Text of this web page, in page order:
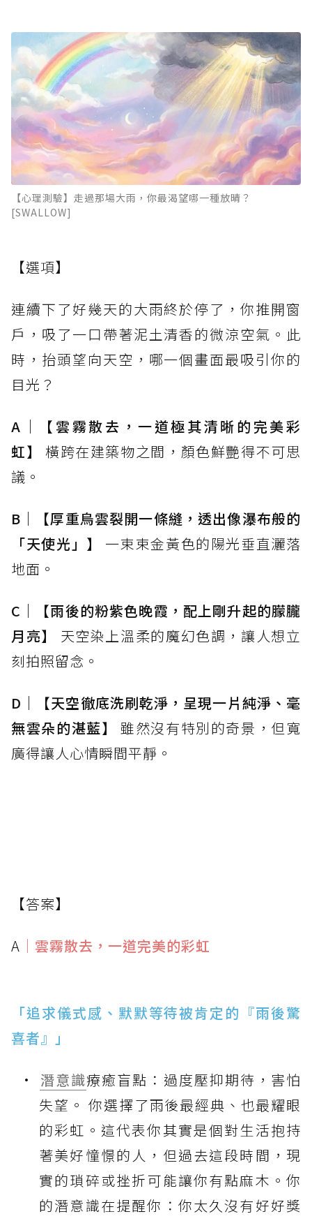
【心理測驗】走過那場大雨，你最渴望哪一種放晴？
[SWALLOW]
【選項】
連續下了好幾天的大雨終於停了，你推開窗
戶，吸了一口帶著泥土清香的微涼空氣。此
時，抬頭望向天空，哪一個畫面最吸引你的
目光？
A｜【雲霧散去，一道極其清晰的完美彩
虹】
橫跨在建築物之間，顏色鮮艷得不可思
議。
B｜【厚重烏雲裂開一條縫，透出像瀑布般的
「天使光」】
一束束金黃色的陽光垂直灑落
地面。
C｜【雨後的粉紫色晚霞，配上剛升起的朦朧
月亮】
天空染上溫柔的魔幻色調，讓人想立
刻拍照留念。
D｜【天空徹底洗刷乾淨，呈現一片純淨、毫
無雲朵的湛藍】
雖然沒有特別的奇景，但寬
廣得讓人心情瞬間平靜。
【答案】
A ｜雲霧散去，一道完美的彩虹
「追求儀式感、默默等待被肯定的『雨後驚
喜者』」
潛意識療癒盲點：過度壓抑期待，害怕
失望。 你選擇了雨後最經典、也最耀眼
的彩虹。這代表你其實是個對生活抱持
著美好憧憬的人，但過去這段時間，現
實的瑣碎或挫折可能讓你有點麻木。你
的潛意識在提醒你：你太久沒有好好獎